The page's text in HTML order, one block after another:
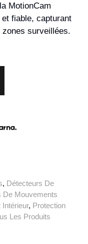
MotionCam
fiable, capturant
surveillées.
, Détecteurs De
De Mouvements
Intérieur, Protection
Les Produits